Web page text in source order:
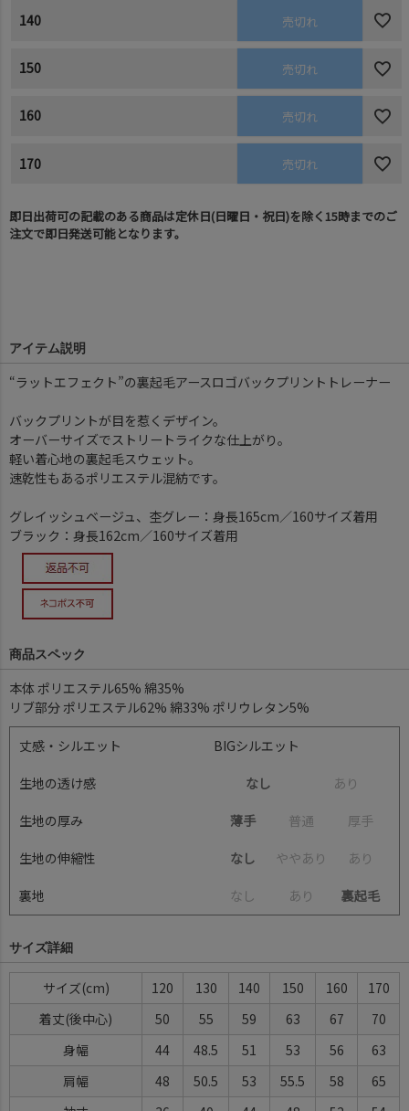
140 売切れ
150 売切れ
160 売切れ
170 売切れ
即日出荷可の記載のある商品は定休日(日曜日・祝日)を除く15時までのご
注文で即日発送可能となります。
アイテム説明
“ラットエフェクト”の裏起毛アースロゴバックプリントトレーナー
バックプリントが目を惹くデザイン。
オーバーサイズでストリートライクな仕上がり。
軽い着心地の裏起毛スウェット。
速乾性もあるポリエステル混紡です。
グレイッシュベージュ、杢グレー：身長165cm／160サイズ着用
ブラック：身長162cm／160サイズ着用
商品スペック
本体 ポリエステル65% 綿35%
リブ部分 ポリエステル62% 綿33% ポリウレタン5%
丈感・シルエット BIGシルエット
生地の透け感 なし あ り
生地の厚み 薄手 普通 厚手
生地の伸縮性 なし ややあ り あ り
裏地 な し あ り 裏起毛
サイズ詳細
サイズ(cm) 120 130 140 150 160
170
着丈(後中心)
50 55 59 63 67
70
身幅
44 48.5 51 53 56
63
肩幅
48 50.5 53 55.5 58
65